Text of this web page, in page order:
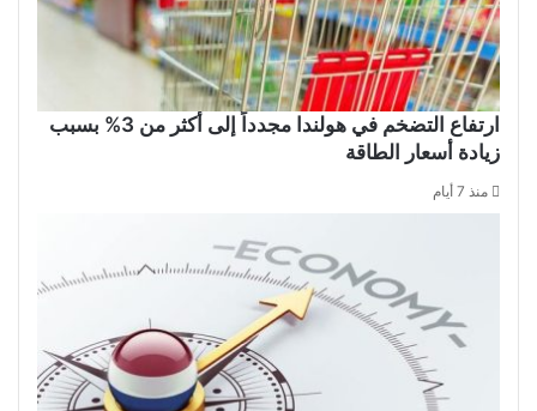
ارتفاع التضخم في هولندا مجدداً إلى أكثر من 3% بسبب
زيادة أسعار الطاقة
منذ 7 أيام